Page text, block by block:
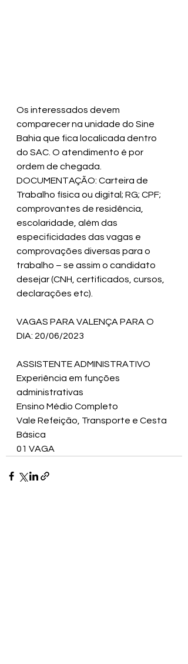
Os interessados devem
comparecer na unidade do Sine
Bahia que fica localicada dentro
do SAC. O atendimento é por
ordem de chegada.
DOCUMENTAÇÃO: Carteira de
Trabalho física ou digital; RG; CPF;
comprovantes de residência,
escolaridade, além das
especificidades das vagas e
comprovações diversas para o
trabalho – se assim o candidato
desejar (CNH, certificados, cursos,
declarações etc).
VAGAS PARA VALENÇA PARA O
DIA: 20/06/2023
ASSISTENTE ADMINISTRATIVO
Experiência em funções
administrativas
Ensino Médio Completo
Vale Refeição, Transporte e Cesta
Básica
01 VAGA